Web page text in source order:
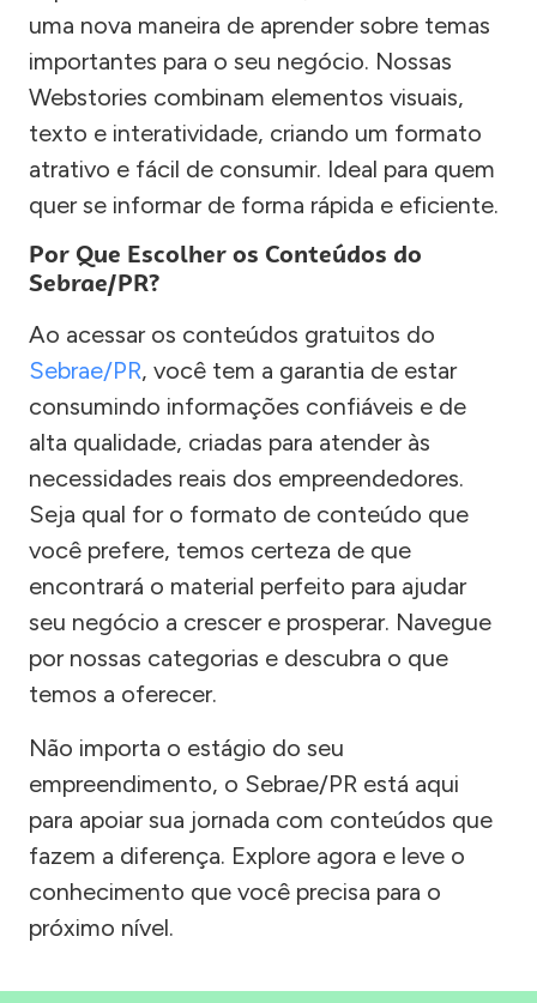
uma nova maneira de aprender sobre temas
importantes para o seu negócio. Nossas
Webstories combinam elementos visuais,
texto e interatividade, criando um formato
atrativo e fácil de consumir. Ideal para quem
quer se informar de forma rápida e eficiente.
Por Que Escolher os Conteúdos do
Sebrae/PR?
Ao acessar os conteúdos gratuitos do
Sebrae/PR, você tem a garantia de estar
consumindo informações confiáveis e de
alta qualidade, criadas para atender às
necessidades reais dos empreendedores.
Seja qual for o formato de conteúdo que
você prefere, temos certeza de que
encontrará o material perfeito para ajudar
seu negócio a crescer e prosperar. Navegue
por nossas categorias e descubra o que
temos a oferecer.
Não importa o estágio do seu
empreendimento, o Sebrae/PR está aqui
para apoiar sua jornada com conteúdos que
fazem a diferença. Explore agora e leve o
conhecimento que você precisa para o
próximo nível.